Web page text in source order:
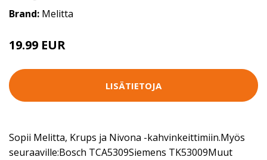
Brand: Melitta
19.99 EUR
LISÄTIETOJA
Sopii Melitta, Krups ja Nivona -kahvinkeittimiin.Myös
seuraaville:Bosch TCA5309Siemens TK53009Muut